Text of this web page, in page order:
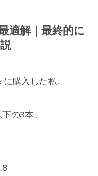
適解｜最終的に
購入した私。
の3本。